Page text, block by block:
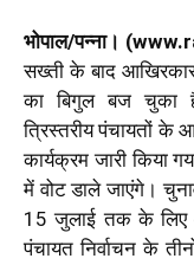
भोपाल/पन्ना।
सख्ती के बाद आखिरकार
का बिगुल बज चुका है।
त्रिस्तरीय पंचायतों के
कार्यक्रम जारी किया
में वोट डाले जाएंगे।
15 जुलाई तक के लिए
पंचायत निर्वाचन के